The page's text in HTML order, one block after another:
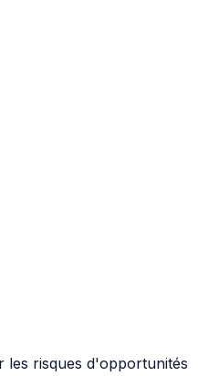
les risques d'opportunités